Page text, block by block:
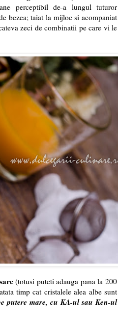
perceptibil de-a lungul tuturor
bezea; taiat la mijloc si acompaniat
zeci de combinatii pe care vi le
(totusi puteti adauga pana la 200
timp cat cristalele alea albe sunt
putere mare, cu KA-ul sau Ken-ul